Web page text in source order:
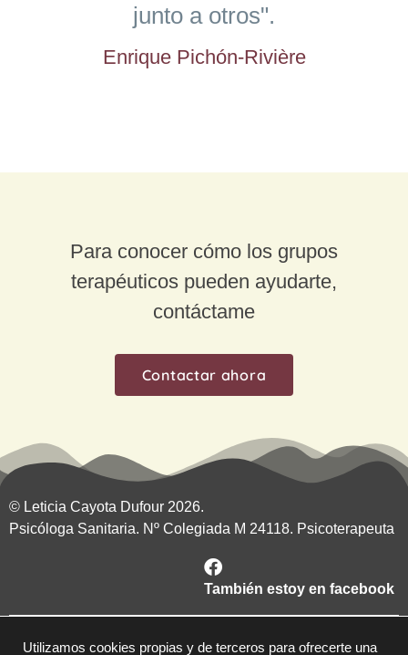
junto a otros".
Enrique Pichón-Rivière
Para conocer cómo los grupos
terapéuticos pueden ayudarte,
contáctame
Contactar ahora
© Leticia Cayota Dufour 2026.
Psicóloga Sanitaria. Nº Colegiada M 24118. Psicoterapeuta
También estoy en facebook
Utilizamos cookies propias y de terceros para ofrecerte una